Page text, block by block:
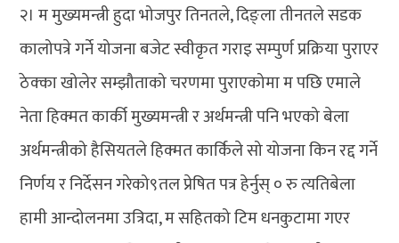
२। म मुख्यमन्त्री हुदा भोजपुर तिनतले, दिङ्ला तीनतले सडक
कालोपत्रे गर्ने योजना बजेट स्वीकृत गराइ सम्पुर्ण प्रक्रिया पुराएर
ठेक्का खोलेर सम्झौताको चरणमा पुराएकोमा म पछि एमाले
नेता हिक्मत कार्की मुख्यमन्त्री र अर्थमन्त्री पनि भएको बेला
अर्थमन्त्रीको हैसियतले हिक्मत कार्किले सो योजना किन रद्द गर्ने
निर्णय र निर्देसन गरेको९तल प्रेषित पत्र हेर्नुस् ० रु त्यतिबेला
हामी आन्दोलनमा उत्रिदा, म सहितको टिम धनकुटामा गएर